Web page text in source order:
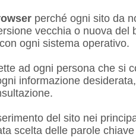
perché ogni sito da
vecchia o nuova del
ogni sistema operativo.
ad ogni persona che si
informazione
del sito nei
scelta delle parole chiave